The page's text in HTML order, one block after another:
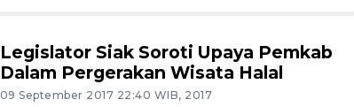
Legislator Siak Soroti Upaya Pemkab
Dalam Pergerakan Wisata Halal
09 September 2017 22:40 WIB, 2017